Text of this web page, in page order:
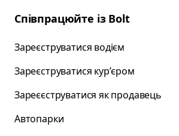
Співпрацюйте із Bolt
Зареєструватися водієм
Зареєструватися курʼєром
Зареєєструватися як продавець
Автопарки